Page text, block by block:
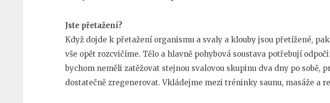
Jste přetažení?
Když dojde k přetažení organismu a svaly a klouby jsou přetížené,
vše opět rozcvičíme. Tělo a hlavně pohybová soustava potřebují
bychom neměli zatěžovat stejnou svalovou skupinu dva dny po sobě,
dostatečně zregenerovat. Vkládejme mezi tréninky saunu, masáže a